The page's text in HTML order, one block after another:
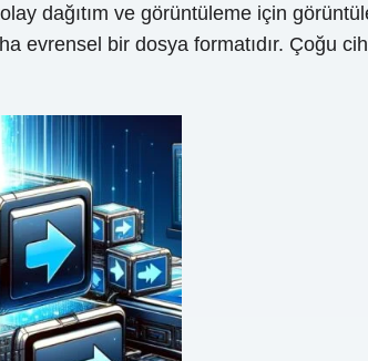
dağıtım ve görüntüleme için
evrensel bir dosya formatıdır. Çoğu